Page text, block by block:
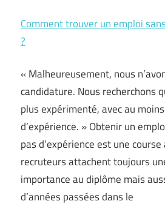
Comment trouver un emploi
?
« Malheureusement, nous
candidature. Nous recherchons
plus expérimenté, avec au
d’expérience. » Obtenir un
pas d’expérience est une
recruteurs attachent toujours
importance au diplôme mais
d’années passées dans le